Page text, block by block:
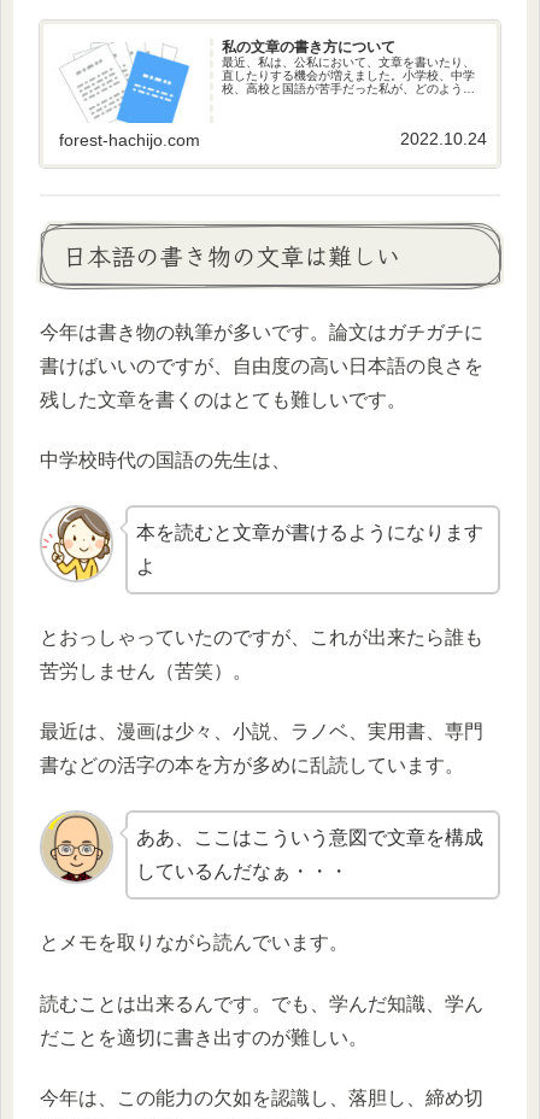
私の文章の書き方について
最近、私は、公私において、文章を書いたり、
直したりする機会が増えました。小学校、中学
校、高校と国語が苦手だった私が、どのように
forest-hachijo.com 2022.10.24
日本語の書き物の文章は難しい
今年は書き物の執筆が多いです。論文はガチガチに
書けばいいのですが、自由度の高い日本語の良さを
残した文章を書くのはとても難しいです。
中学校時代の国語の先生は、
本を読むと文章が書けるようになります
よ
とおっしゃっていたのですが、これが出来たら誰も
苦労しません（苦笑）。
最近は、漫画は少々、小説、ラノベ、実用書、専門
書などの活字の本を方が多めに乱読しています。
ああ、ここはこういう意図で文章を構成
しているんだなぁ・・・
とメモを取りながら読んでいます。
読むことは出来るんです。でも、学んだ知識、学ん
だことを適切に書き出すのが難しい。
今年は、この能力の欠如を認識し、落胆し、締め切